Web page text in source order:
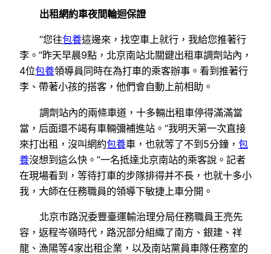
出租網約車夜間輪迴保證
“您往包養這邊來，找空車上就行，我給您推著行
李。”昨天早晨9點，北京南站北關鍵出租車調劑站內，
4位包養領導員同時在為打車的乘客辦事。看到推著行
李、帶著小孩的搭客，他們會自動上前相助。
調劑站內的兩條車道，十多輛出租車停得滿滿當
當，后面還不竭有車輛彌補進站。“我明天第一次直接
來打出租，沒叫網約包養車，也就等了不到5分鐘， 包
養沒想到這么快。”一名抵達北京南站的乘客說。記者
在現場看到，等待打車的步隊排得并不長，也就十多小
我，大師在任務職員的領導下敏捷上車分開。
北京市路況委豐臺運輸治理分局任務職員王亮先
容，返程岑嶺時代，路況部分組織了南方、銀建、祥
龍、漁陽等4家出租企業，以及南站黨員車隊任務室的